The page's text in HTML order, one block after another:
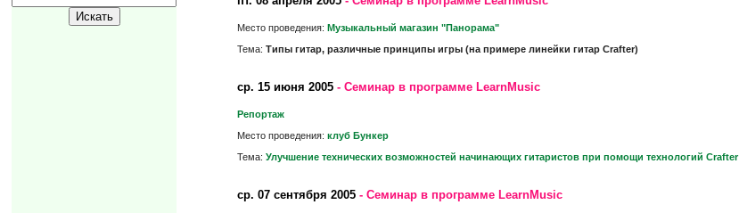
Место проведения: Музыкальный магазин "Панорама"
Тема: Типы гитар, различные принципы игры (на примере линейки гитар Crafter)
ср. 15 июня 2005- Семинар в программе LearnMusic
Репортаж
Место проведения: клуб Бункер
Тема: Улучшение технических возможностей начинающих гитаристов при помощи технологий Crafter
ср. 07 сентября 2005- Семинар в программе LearnMusic